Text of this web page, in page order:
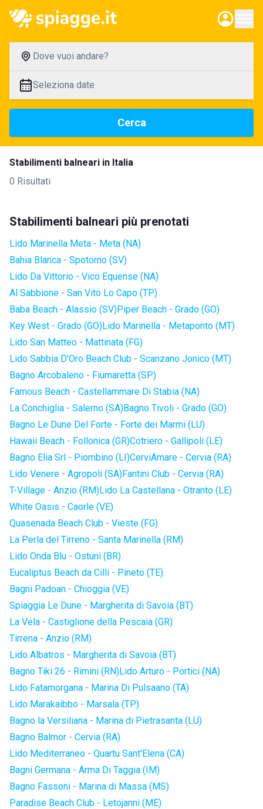
Dove vuoi andare?
Seleziona date
Cerca
Stabilimenti balneari in Italia
0 Risultati
Stabilimenti balneari più prenotati
Lido Marinella Meta - Meta (NA)
Bahia Blanca - Spotorno (SV)
Lido Da Vittorio - Vico Equense (NA)
Al Sabbione - San Vito Lo Capo (TP)
Baba Beach - Alassio (SV)Piper Beach - Grado (GO)
Key West - Grado (GO)Lido Marinella - Metaponto (MT)
Lido San Matteo - Mattinata (FG)
Lido Sabbia D'Oro Beach Club - Scanzano Jonico (MT)
Bagno Arcobaleno - Fiumaretta (SP)
Famous Beach - Castellammare Di Stabia (NA)
La Conchiglia - Salerno (SA)Bagno Tivoli - Grado (GO)
Bagno Le Dune Del Forte - Forte dei Marmi (LU)
Hawaii Beach - Follonica (GR)Cotriero - Gallipoli (LE)
Bagno Elia Srl - Piombino (LI)CerviAmare - Cervia (RA)
Lido Venere - Agropoli (SA)Fantini Club - Cervia (RA)
T-Village - Anzio (RM)Lido La Castellana - Otranto (LE)
White Oasis - Caorle (VE)
Quasenada Beach Club - Vieste (FG)
La Perla del Tirreno - Santa Marinella (RM)
Lido Onda Blu - Ostuni (BR)
Eucaliptus Beach da Cilli - Pineto (TE)
Bagni Padoan - Chioggia (VE)
Spiaggia Le Dune - Margherita di Savoia (BT)
La Vela - Castiglione della Pescaia (GR)
Tirrena - Anzio (RM)
Lido Albatros - Margherita di Savoia (BT)
Bagno Tiki 26 - Rimini (RN)Lido Arturo - Portici (NA)
Lido Fatamorgana - Marina Di Pulsaano (TA)
Lido Marakaibbo - Marsala (TP)
Bagno la Versiliana - Marina di Pietrasanta (LU)
Bagno Balmor - Cervia (RA)
Lido Mediterraneo - Quartu Sant'Elena (CA)
Bagni Germana - Arma Di Taggia (IM)
Bagno Fassoni - Marina di Massa (MS)
Paradise Beach Club - Letojanni (ME)